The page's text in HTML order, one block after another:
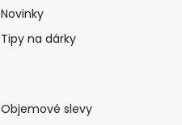
Novinky
Tipy na dárky
Objemové slevy